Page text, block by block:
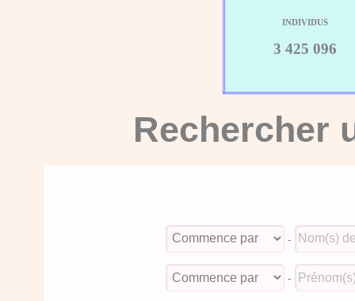
INDIVIDUS
3 425 096
Rechercher
-
-